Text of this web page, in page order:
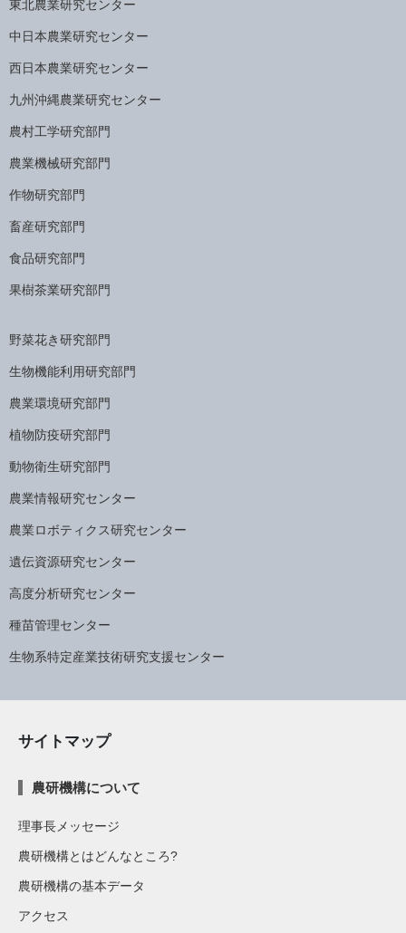
東北農業研究センター
中日本農業研究センター
西日本農業研究センター
九州沖縄農業研究センター
農村工学研究部門
農業機械研究部門
作物研究部門
畜産研究部門
食品研究部門
果樹茶業研究部門
野菜花き研究部門
生物機能利用研究部門
農業環境研究部門
植物防疫研究部門
動物衛生研究部門
農業情報研究センター
農業ロボティクス研究センター
遺伝資源研究センター
高度分析研究センター
種苗管理センター
生物系特定産業技術研究支援センター
サイトマップ
農研機構について
理事長メッセージ
農研機構とはどんなところ?
農研機構の基本データ
アクセス